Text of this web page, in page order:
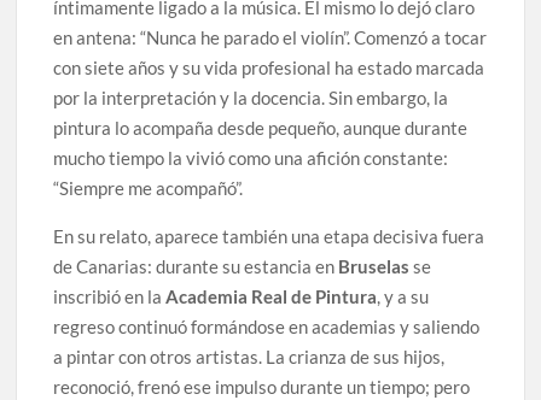
íntimamente ligado a la música. Él mismo lo dejó claro
en antena: “Nunca he parado el violín”. Comenzó a tocar
con siete años y su vida profesional ha estado marcada
por la interpretación y la docencia. Sin embargo, la
pintura lo acompaña desde pequeño, aunque durante
mucho tiempo la vivió como una afición constante:
“Siempre me acompañó”.
En su relato, aparece también una etapa decisiva fuera
de Canarias: durante su estancia en Bruselas se
inscribió en laAcademia Real de Pintura, y a su
regreso continuó formándose en academias y saliendo
a pintar con otros artistas. La crianza de sus hijos,
reconoció, frenó ese impulso durante un tiempo; pero